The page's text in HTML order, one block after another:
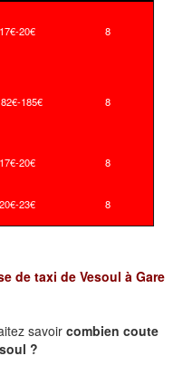
17€-20€ 8
185€ 8
17€-20€ 8
20€-23€ 8
de taxi de Vesoul à Gare
savoir combien coute
?